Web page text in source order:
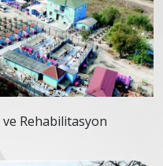
ve Rehabilitasyon